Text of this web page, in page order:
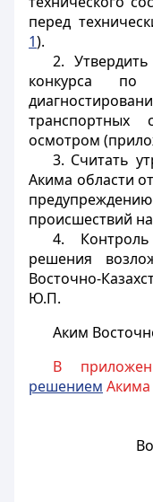
перед
1).
2. Утвердить
конкурса по
транспортных
осмотром
3. Считать
Акима области
происшествий
4.
решения
Восточно-
Ю.П.
Аким
В
решением Акима